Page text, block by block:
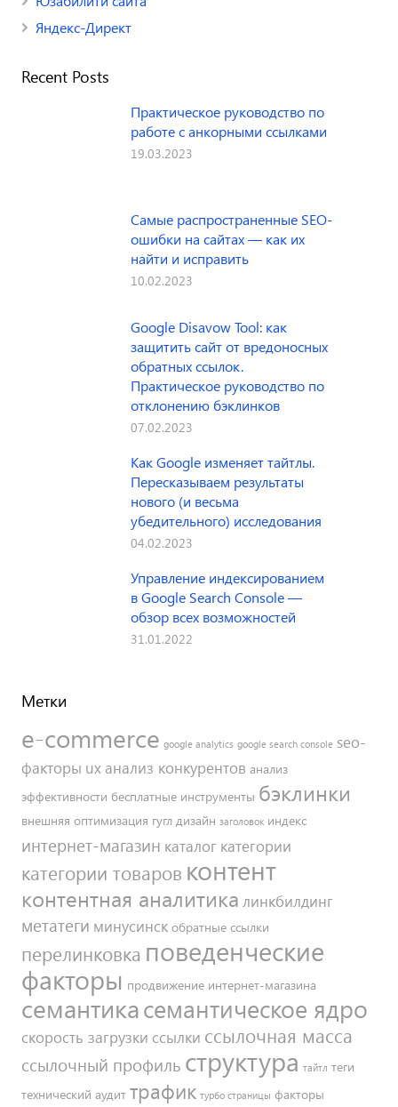
Яндекс-Директ
Recent Posts
Практическое руководство по
работе с анкорными ссылками
19.03.2023
Самые распространенные SEO-
ошибки на сайтах — как их
найти и исправить
10.02.2023
Google Disavow Tool: как
защитить сайт от вредоносных
обратных ссылок.
Практическое руководство по
отклонению бэклинков
07.02.2023
Как Google изменяет тайтлы.
Пересказываем результаты
нового (и весьма
убедительного) исследования
04.02.2023
Управление индексированием
в Google Search Console —
обзор всех возможностей
31.01.2022
Метки
e-commerce google analytics google search console seo-
факторы ux анализ конкурентов анализ
эффективности бесплатные инструменты бэклинки
внешняя оптимизация гугл дизайн заголовок индекс
интернет-магазин каталог категории
категории товаров контент
контентная аналитика линкбилдинг
метатеги минусинск обратные ссылки
перелинковка поведенческие
факторы продвижение интернет-магазина
семантикасемантическое ядро
скорость загрузки ссылки ссылочная масса
ссылочный профиль структура тайтл теги
технический аудит трафик турбо страницы факторы